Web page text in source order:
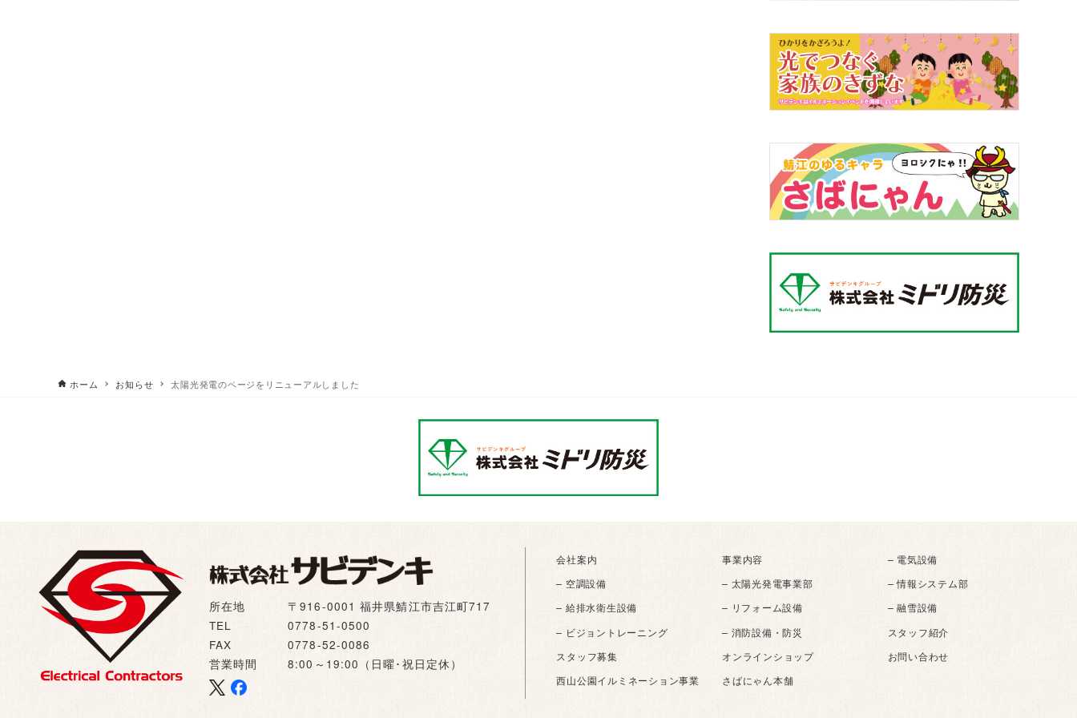
ホーム お知らせ 太陽光発電のページをリニューアルしました
所在地
〒916-0001 福井県鯖江市吉江町717
TEL
0778-51-0500
FAX
0778-52-0086
営業時間
8:00～19:00（日曜･祝日定休）
会社案内 事業内容
– 電気設備
– 空調設備
– 太陽光発電事業部
– 情報システム部
– 給排水衛生設備
– リフォーム設備
– 融雪設備
– ビジョントレーニング
– 消防設備・防災
スタッフ紹介
スタッフ募集
オンラインショップ
お問い合わせ
西山公園イルミネーション事業
さばにゃん本舗